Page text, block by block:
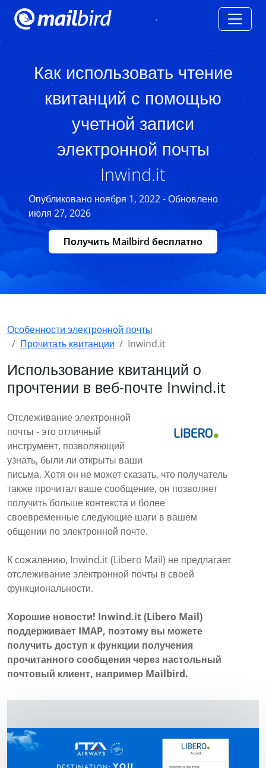
Как использовать чтение
квитанций с помощью
учетной записи
электронной почты
Inwind.it
Опубликовано ноября 1, 2022 - Обновлено
июля 27, 2026
Получить Mailbird бесплатно
Особенности электронной почты
Прочитать квитанции
Inwind.it
Использование квитанций о
прочтении в веб-почте Inwind.it
Отслеживание электронной
почты - это отличный
инструмент, позволяющий
узнать, были ли открыты ваши
письма. Хотя он не может сказать, что получатель
также прочитал ваше сообщение, он позволяет
получить больше контекста и более
своевременные следующие шаги в вашем
общении по электронной почте.
К сожалению, Inwind.it (Libero Mail) не предлагает
отслеживание электронной почты в своей
функциональности.
Хорошие новости! Inwind.it (Libero Mail)
поддерживает IMAP, поэтому вы можете
получить доступ к функции получения
прочитанного сообщения через настольный
почтовый клиент, например Mailbird.